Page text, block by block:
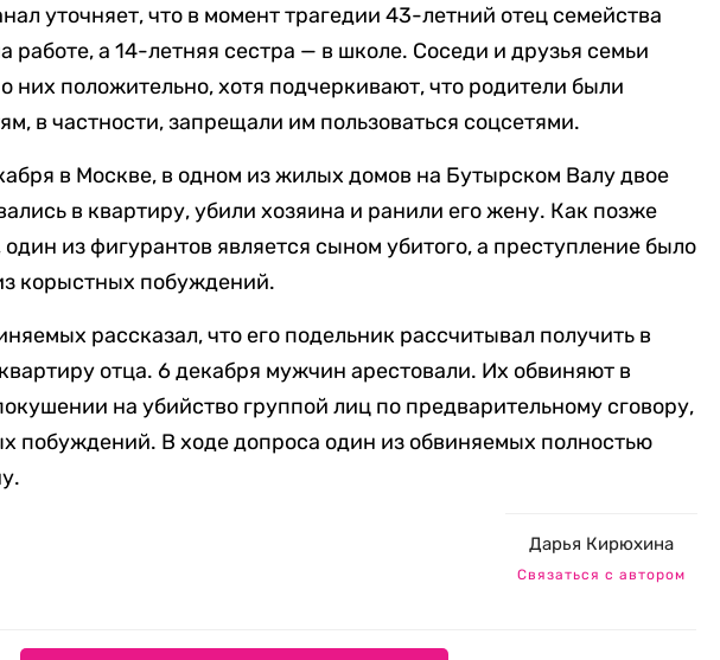
уточняет, что в момент трагедии 43-летний отец семейства
работе, а 14-летняя сестра — в школе. Соседи и друзья семьи
них положительно, хотя подчеркивают, что родители были
в частности, запрещали им пользоваться соцсетями.
в Москве, в одном из жилых домов на Бутырском Валу двое
в квартиру, убили хозяина и ранили его жену. Как позже
один из фигурантов является сыном убитого, а преступление было
корыстных побуждений.
рассказал, что его подельник рассчитывал получить в
отца. 6 декабря мужчин арестовали. Их обвиняют в
на убийство группой лиц по предварительному сговору,
побуждений. В ходе допроса один из обвиняемых полностью
Дарья Кирюхина
Связаться с автором